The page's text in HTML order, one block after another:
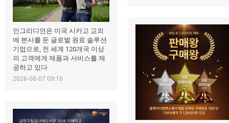
인그리디언은 미국 시카고 교외
에 본사를 둔 글로벌 원료 솔루션
기업으로, 전 세계 120개국 이상
의 고객에게 제품과 서비스를 제
공하고 있다
2026-08-07 09:16